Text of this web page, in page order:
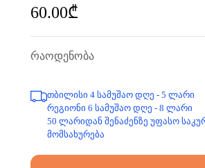
60.00₾
რაოდენობა
თბილისი 4 სამუშაო დღე - 5 ლარი
რეგიონი 6 სამუშაო დღე - 8 ლარი
50 ლარიდან შენაძენზე უფასო
მომსახურება